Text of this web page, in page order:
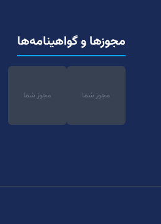
مجوزها و گواهینامه‌ها
مجوز شما مجوز شما